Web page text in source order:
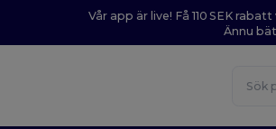
Vår app är live! Få 110 SEK
Ännu